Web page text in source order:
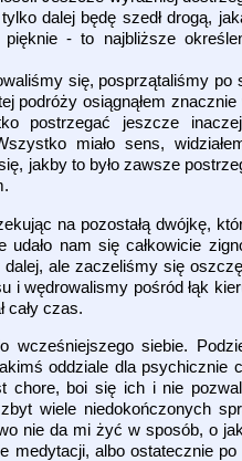
dalej będę szedł drogą,
- to najbliższe
się, posprzątaliśmy
osiągnąłem znacznie
postrzegać jeszcze
miało sens,
jakby to było zawsze
na pozostałą dwójkę,
nam się całkowicie
ale zaczeliśmy się
wędrowalismy pośród łąk
cały czas.
siebie.
oddziale dla psychicznie
chore, boi się ich i nie
wiele niedokończonych
nie da mi żyć w sposób, o
albo ostatecznie po